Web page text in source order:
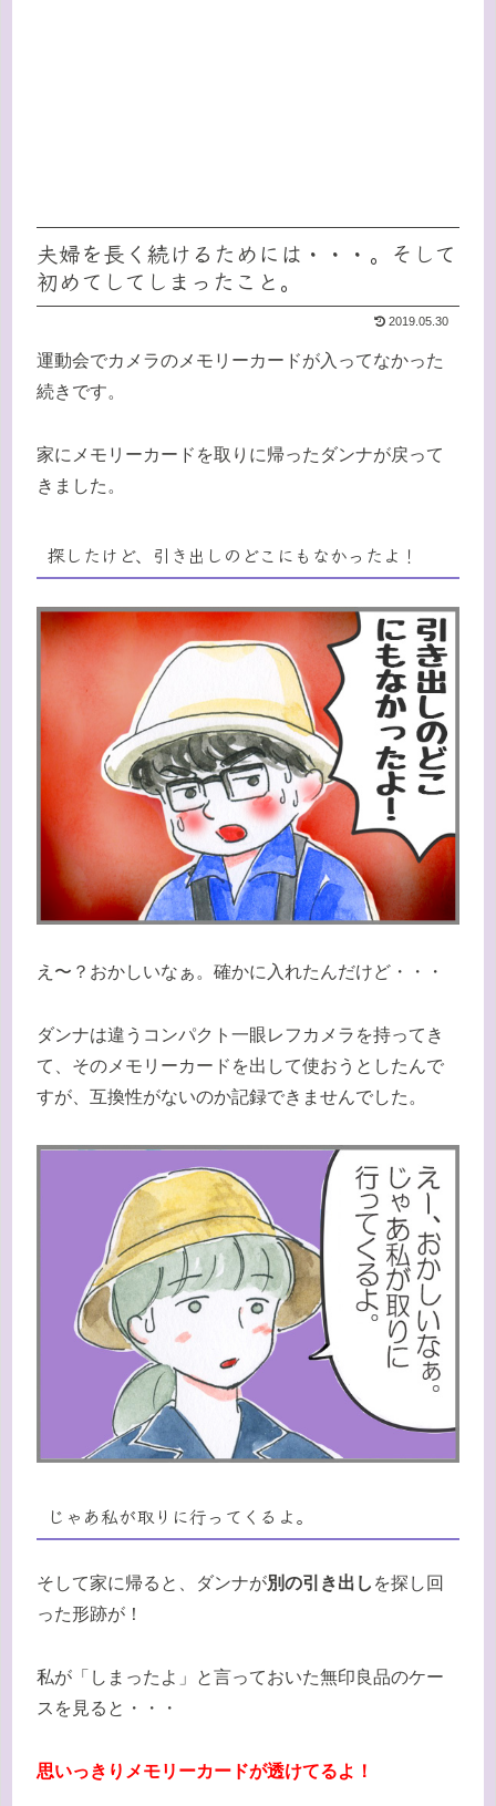
夫婦を長く続けるためには・・・。そして
初めてしてしまったこと。
2019.05.30
運動会でカメラのメモリーカードが入ってなかった
続きです。
家にメモリーカードを取りに帰ったダンナが戻って
きました。
探したけど、引き出しのどこにもなかったよ！
え〜？おかしいなぁ。確かに入れたんだけど・・・
ダンナは違うコンパクト一眼レフカメラを持ってき
て、そのメモリーカードを出して使おうとしたんで
すが、互換性がないのか記録できませんでした。
じゃあ私が取りに行ってくるよ。
そして家に帰ると、ダンナが別の引き出し を探し回
った形跡が！
私が「しまったよ」と言っておいた無印良品のケー
スを見ると・・・
思いっきりメモリーカードが透けてるよ！